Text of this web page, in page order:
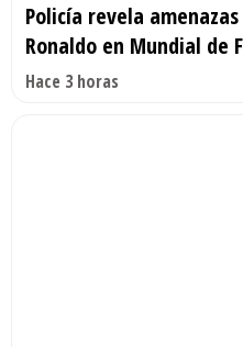
Policía revela
Ronaldo en Mundial de
Hace 3 horas